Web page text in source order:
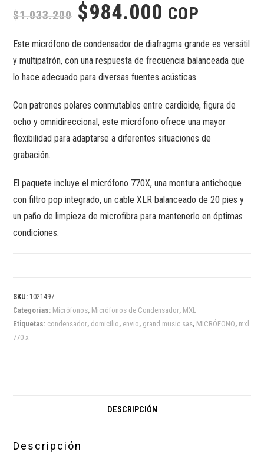
$1.033.200 $984.000 COP
Este micrófono de condensador de diafragma grande es versátil
y multipatrón, con una respuesta de frecuencia balanceada que
lo hace adecuado para diversas fuentes acústicas.
Con patrones polares conmutables entre cardioide, figura de
ocho y omnidireccional, este micrófono ofrece una mayor
flexibilidad para adaptarse a diferentes situaciones de
grabación.
El paquete incluye el micrófono 770X, una montura antichoque
con filtro pop integrado, un cable XLR balanceado de 20 pies y
un paño de limpieza de microfibra para mantenerlo en óptimas
condiciones.
SKU: 1021497
Categorías: Micrófonos, Micrófonos de Condensador, MXL
Etiquetas: condensador, domicilio, envio, grand music sas, MICRÓFONO, mxl
770 x
DESCRIPCIÓN
Descripción